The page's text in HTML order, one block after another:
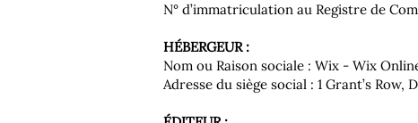
N° d’immatriculation au Registre de
HÉBERGEUR :
Nom ou Raison sociale : Wix - Wix
Adresse du siège social : 1 Grant’s